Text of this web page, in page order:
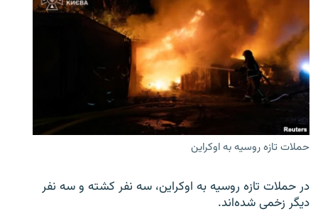
حملات تازه روسیه به اوکراین
در حملات تازه روسیه به اوکراین، سه نفر کشته و سه نفر
دیگر زخمی شده‌اند.